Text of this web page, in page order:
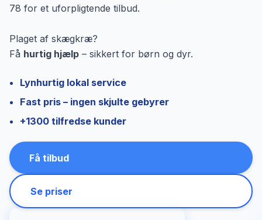
78 for et uforpligtende tilbud.
Plaget af skægkræ?
Få hurtig hjælp – sikkert for børn og dyr.
Lynhurtig lokal service
Fast pris – ingen skjulte gebyrer
+1300 tilfredse kunder
Få tilbud
Se priser